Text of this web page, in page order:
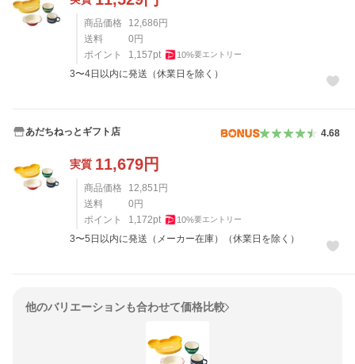
商品価格 12,686 円
送料
0 円
ポイント
1,157pt 10%要エントリー
3〜4日以内に発送（休業日を除く）
あだちねっとギフト店 4.68
実質 11,679円
商品価格 12,851 円
送料
0 円
ポイント
1,172pt 10%要エントリー
3〜5日以内に発送（メーカー在庫）（休業日を除く）
他のバリエーションも合わせて価格比較